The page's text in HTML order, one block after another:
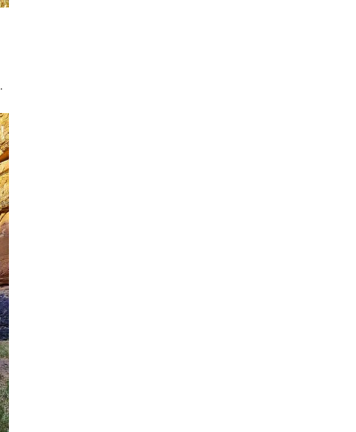
.